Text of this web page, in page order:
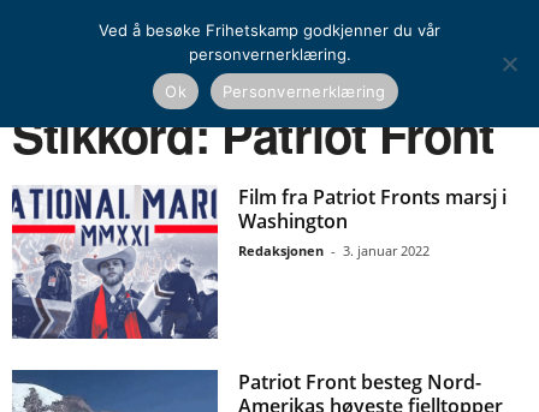
Patriot Front
Stikkord: Patriot Front
Film fra Patriot Fronts marsj i
Washington
Redaksjonen - 3. januar 2022
Patriot Front besteg Nord-
Amerikas høyeste fjelltopper
Ved å besøke Frihetskamp godkjenner du vår
personvernerklæring.
Ok
Personvernerklæring